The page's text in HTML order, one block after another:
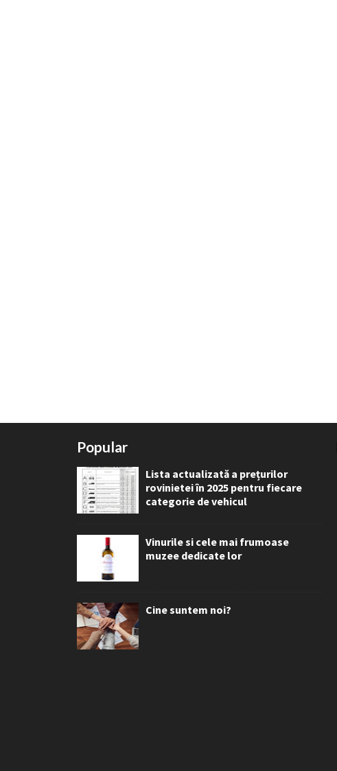
Popular
Lista actualizată a prețurilor
rovinietei în 2025 pentru fiecare
categorie de vehicul
Vinurile si cele mai frumoase
muzee dedicate lor
Cine suntem noi?